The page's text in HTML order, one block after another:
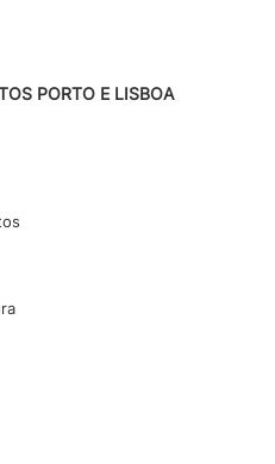
PORTO E LISBOA